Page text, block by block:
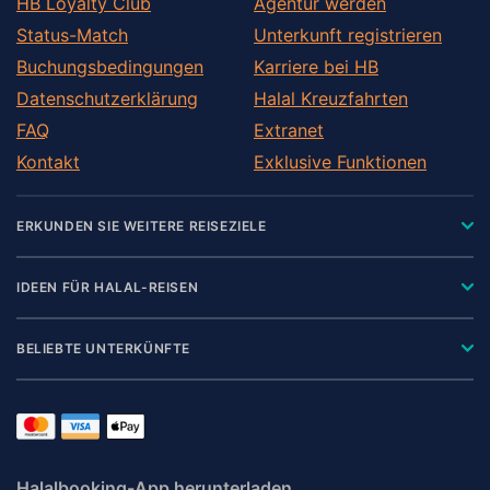
Valencina de la Concepcion
Status-Match
Buchungsbedingungen
Datenschutzerklärung
FAQ
Kontakt
Unterkunft registrieren
Karriere bei HB
Halal Kreuzfahrten
Extranet
Exklusive Funktionen
ERKUNDEN SIE WEITERE REISEZIELE
IDEEN FÜR HALAL-REISEN
BELIEBTE UNTERKÜNFTE